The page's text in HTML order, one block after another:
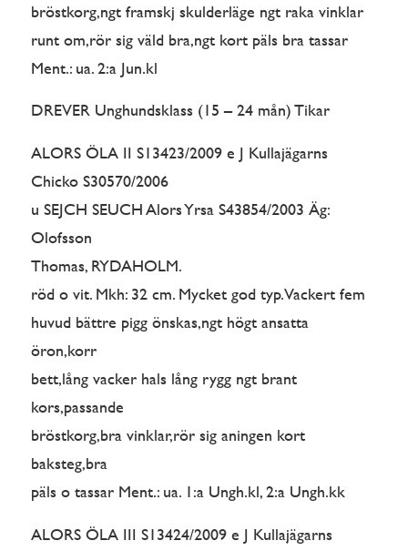
bröstkorg,ngt framskj skulderläge ngt raka vinklar
runt om,rör sig väld bra,ngt kort päls bra tassar
Ment.: ua. 2:a Jun.kl
DREVER Unghundsklass (15 – 24 mån) Tikar
ALORS ÖLA II S13423/2009 e J Kullajägarns
Chicko S30570/2006
u SEJCH SEUCH Alors Yrsa S43854/2003 Äg:
Olofsson
Thomas, RYDAHOLM.
röd o vit. Mkh: 32 cm. Mycket god typ. Vackert fem
huvud bättre pigg önskas,ngt högt ansatta
öron,korr
bett,lång vacker hals lång rygg ngt brant
kors,passande
bröstkorg,bra vinklar,rör sig aningen kort
baksteg,bra
päls o tassar Ment.: ua. 1:a Ungh.kl, 2:a Ungh.kk
ALORS ÖLA III S13424/2009 e J Kullajägarns